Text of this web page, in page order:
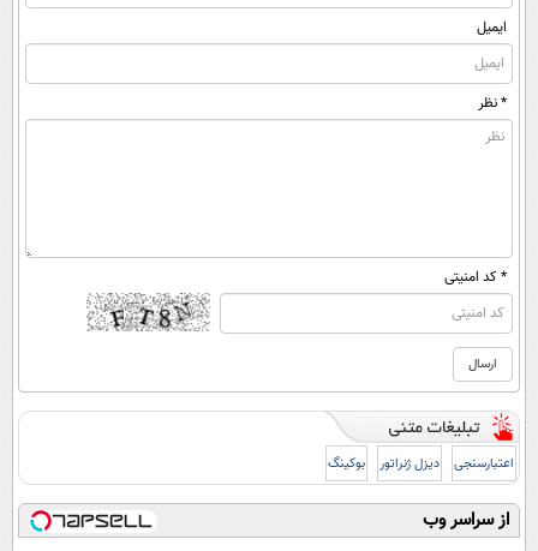
ایمیل
* نظر
* کد امنیتی
اعتبارسنجی دیزل ژنراتور بوکینگ
از سراسر وب